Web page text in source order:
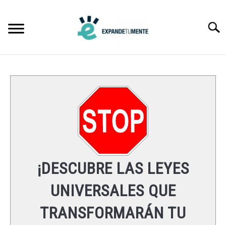
content
LEYES UNIVERSALES
RECURSOS
¡DESCUBRE LAS LEYES
UNIVERSALES QUE
TRANSFORMARÁN TU